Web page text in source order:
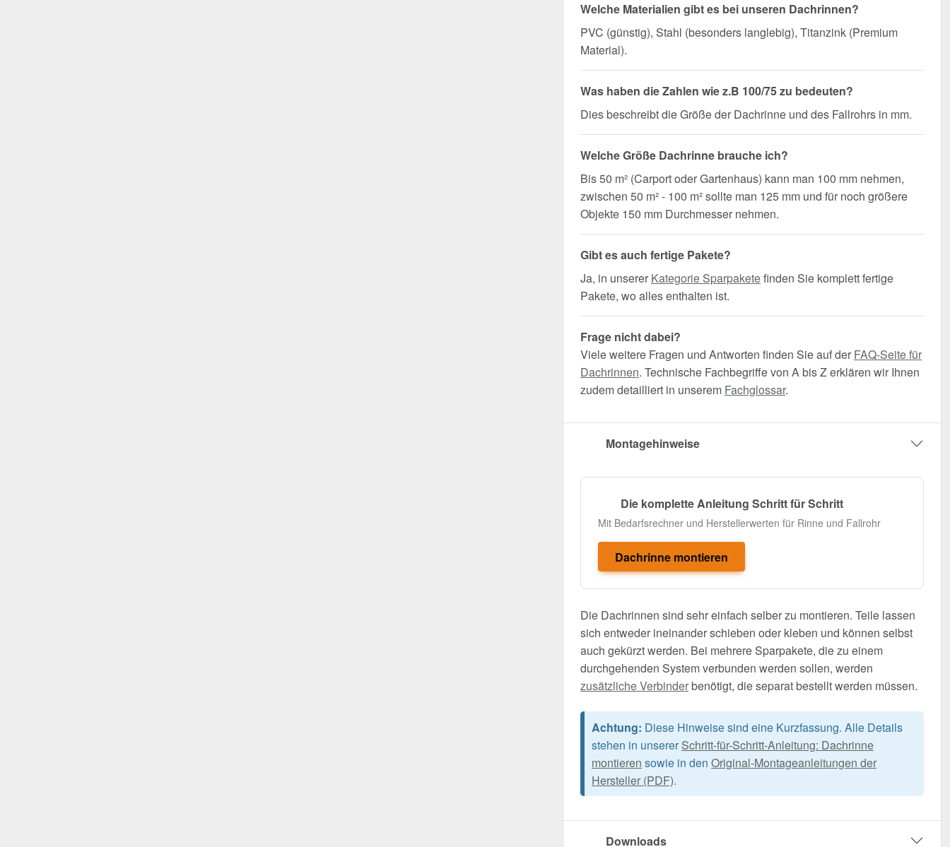
Welche Materialien gibt es bei unseren Dachrinnen?
PVC (günstig), Stahl (besonders langlebig), Titanzink (Premium
Material).
Was haben die Zahlen wie z.B 100/75 zu bedeuten?
Dies beschreibt die Größe der Dachrinne und des Fallrohrs in mm.
Welche Größe Dachrinne brauche ich?
Bis 50 m² (Carport oder Gartenhaus) kann man 100 mm nehmen,
zwischen 50 m² - 100 m² sollte man 125 mm und für noch größere
Objekte 150 mm Durchmesser nehmen.
Gibt es auch fertige Pakete?
Ja, in unserer Kategorie Sparpaketefinden Sie komplett fertige
Pakete, wo alles enthalten ist.
Frage nicht dabei?
Viele weitere Fragen und Antworten finden Sie auf der FAQ-Seite für
Dachrinnen. Technische Fachbegriffe von A bis Z erklären wir Ihnen
zudem detailliert in unserem Fachglossar.
Montagehinweise
Die komplette Anleitung Schritt für Schritt
Mit Bedarfsrechner und Herstellerwerten für Rinne und Fallrohr
Dachrinne montieren
Die Dachrinnen sind sehr einfach selber zu montieren. Teile lassen
sich entweder ineinander schieben oder kleben und können selbst
auch gekürzt werden. Bei mehrere Sparpakete, die zu einem
durchgehenden System verbunden werden sollen, werden
zusätzliche Verbinderbenötigt, die separat bestellt werden müssen.
Achtung: Diese Hinweise sind eine Kurzfassung. Alle Details
stehen in unserer Schritt-für-Schritt-Anleitung: Dachrinne
montieren sowie in den Original-Montageanleitungen der
Hersteller (PDF).
Downloads